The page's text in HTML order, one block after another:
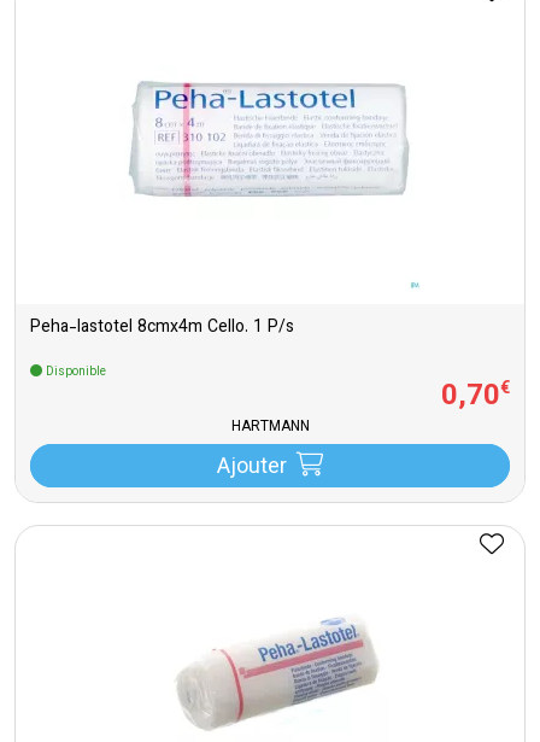
Peha-lastotel 8cmx4m Cello. 1 P/s
Disponible
0,70€
HARTMANN
Ajouter